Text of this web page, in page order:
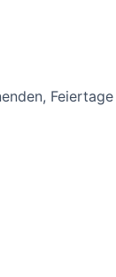
Feiertage